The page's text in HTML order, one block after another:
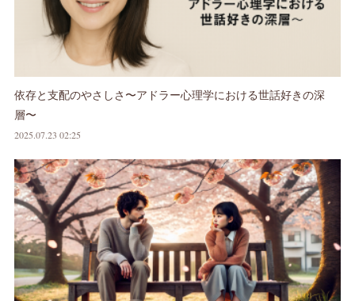
依存と支配のやさしさ〜アドラー心理学における世話好きの深
層〜
2025.07.23 02:25